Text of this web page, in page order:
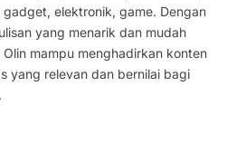
elektronik, game. Dengan
yang menarik dan mudah
mampu menghadirkan konten
yang relevan dan bernilai bagi